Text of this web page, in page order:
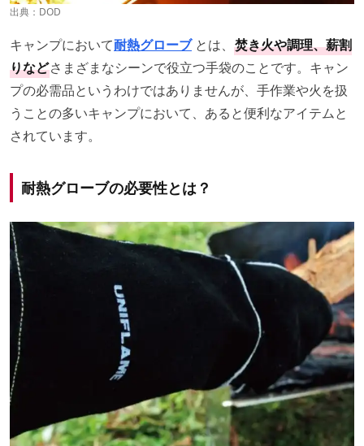
出典： DOD
キャンプにおいて耐熱グローブとは、 焚き火や調理、薪割
りなどさまざまなシーンで役立つ手袋のことです。キャン
プの必需品というわけではありませんが、手作業や火を扱
うことの多いキャンプにおいて、あると便利なアイテムと
されています。
耐熱グローブの必要性とは？